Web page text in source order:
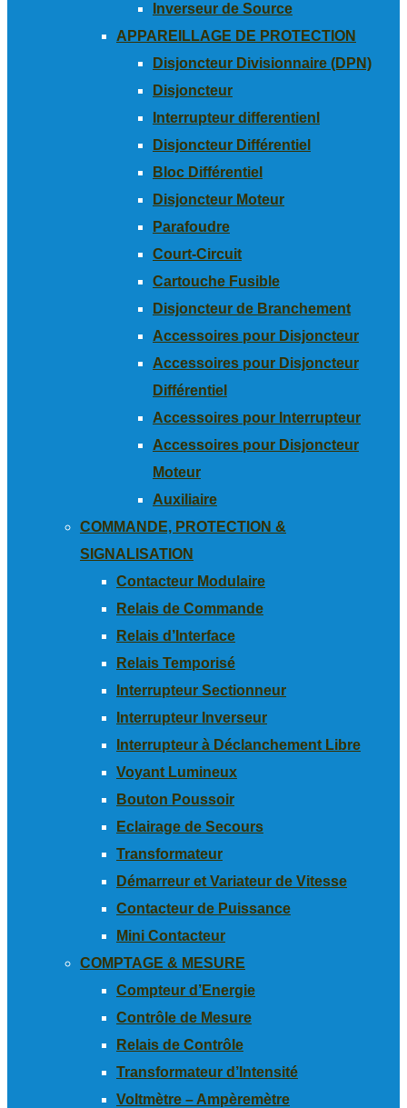
Inverseur de Source
APPAREILLAGE DE PROTECTION
Disjoncteur Divisionnaire (DPN)
Disjoncteur
Interrupteur differentienl
Disjoncteur Différentiel
Bloc Différentiel
Disjoncteur Moteur
Parafoudre
Court-Circuit
Cartouche Fusible
Disjoncteur de Branchement
Accessoires pour Disjoncteur
Accessoires pour Disjoncteur
Différentiel
Accessoires pour Interrupteur
Accessoires pour Disjoncteur
Moteur
Auxiliaire
COMMANDE, PROTECTION &
SIGNALISATION
Contacteur Modulaire
Relais de Commande
Relais d’Interface
Relais Temporisé
Interrupteur Sectionneur
Interrupteur Inverseur
Interrupteur à Déclanchement Libre
Voyant Lumineux
Bouton Poussoir
Eclairage de Secours
Transformateur
Démarreur et Variateur de Vitesse
Contacteur de Puissance
Mini Contacteur
COMPTAGE & MESURE
Compteur d’Energie
Contrôle de Mesure
Relais de Contrôle
Transformateur d’Intensité
Voltmètre – Ampèremètre